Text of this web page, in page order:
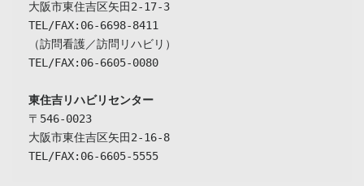
大阪市東住吉区矢田2-17-3
TEL/FAX:06-6698-8411
（訪問看護／訪問リハビリ）
TEL/FAX:06-6605-0080
東住吉リハビリセンター
〒546-0023
大阪市東住吉区矢田2-16-8
TEL/FAX:06-6605-5555